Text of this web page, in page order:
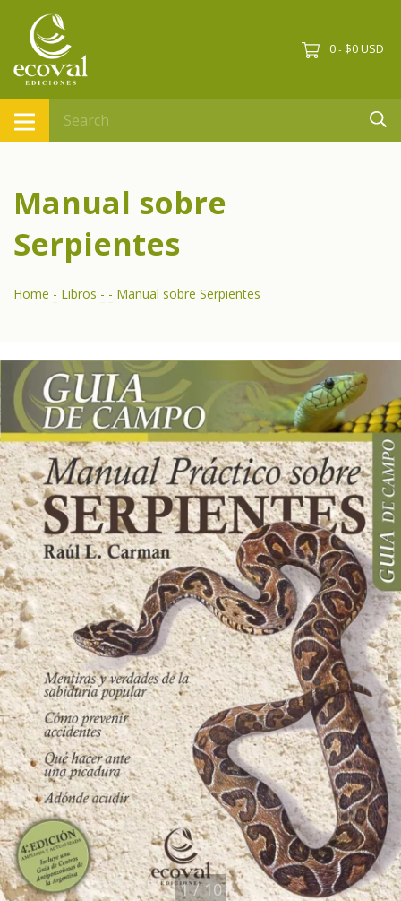
0 - $0 USD
Manual sobre
Serpientes
Home - Libros - - Manual sobre Serpientes
1/10